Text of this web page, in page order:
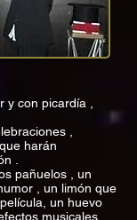
con picardía ,
,
harán
.
pañuelos , un
, un limón que
un huevo
musicales ,